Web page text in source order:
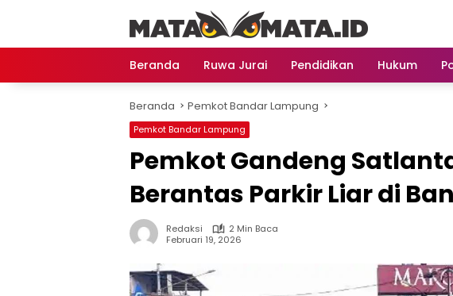
Beranda Ruwa Jurai Pendidikan Hukum
Beranda Pemkot Bandar Lampung
Pemkot Bandar Lampung
Pemkot Gandeng
Berantas Parkir Liar di
Redaksi
2 Min Baca
Februari 19, 2026